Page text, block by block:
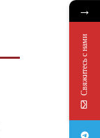
→
Свяжитесь с нами